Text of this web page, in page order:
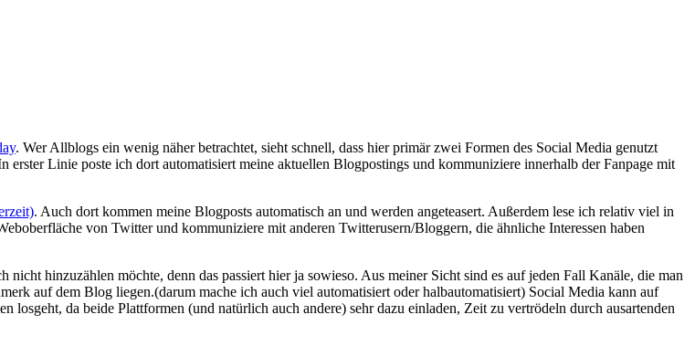
. Wer Allblogs ein wenig näher betrachtet, sieht schnell, dass hier primär zwei Formen des Social Media genutzt
erster Linie poste ich dort automatisiert meine aktuellen Blogpostings und kommuniziere innerhalb der Fanpage mit
. Auch dort kommen meine Blogposts automatisch an und werden angeteasert. Außerdem lese ich relativ viel in
von Twitter und kommuniziere mit anderen Twitterusern/Bloggern, die ähnliche Interessen haben
hinzuzählen möchte, denn das passiert hier ja sowieso. Aus meiner Sicht sind es auf jeden Fall Kanäle, die man
auf dem Blog liegen.(darum mache ich auch viel automatisiert oder halbautomatisiert) Social Media kann auf
losgeht, da beide Plattformen (und natürlich auch andere) sehr dazu einladen, Zeit zu vertrödeln durch ausartenden